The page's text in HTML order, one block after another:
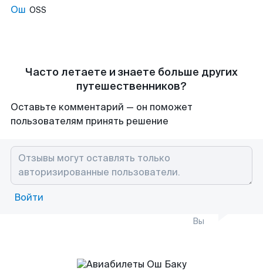
Ош OSS
Часто летаете и знаете больше других
путешественников?
Оставьте комментарий — он поможет
пользователям принять решение
Войти
Вы